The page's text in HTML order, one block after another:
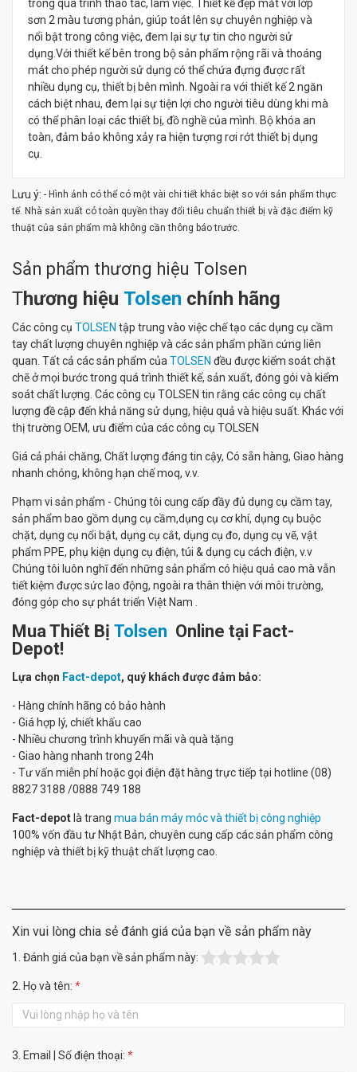
trong quá trình thao tác, làm việc. Thiết kế đẹp mắt với lớp
sơn 2 màu tương phản, giúp toát lên sự chuyên nghiệp và
nổi bật trong công việc, đem lại sự tự tin cho người sử
dụng.Với thiết kế bên trong bộ sản phẩm rộng rãi và thoáng
mát cho phép người sử dụng có thể chứa đựng được rất
nhiều dụng cụ, thiết bị bên mình. Ngoài ra với thiết kế 2 ngăn
cách biệt nhau, đem lại sự tiện lợi cho người tiêu dùng khi mà
có thể phân loại các thiết bị, đồ nghề của mình. Bộ khóa an
toàn, đảm bảo không xảy ra hiện tượng rơi rớt thiết bị dụng
cụ.
Lưu ý: - Hình ảnh có thể có một vài chi tiết khác biệt so với sản phẩm thực
tế. Nhà sản xuất có toàn quyền thay đổi tiêu chuẩn thiết bị và đặc điểm kỹ
thuật của sản phẩm mà không cần thông báo trước.
Sản phẩm thương hiệu Tolsen
Thương hiệu Tolsen chính hãng
Các công cụ TOLSEN tập trung vào việc chế tạo các dụng cụ cầm
tay chất lượng chuyên nghiệp và các sản phẩm phần cứng liên
quan. Tất cả các sản phẩm của TOLSEN đều được kiểm soát chặt
chẽ ở mọi bước trong quá trình thiết kế, sản xuất, đóng gói và kiểm
soát chất lượng. Các công cụ TOLSEN tin rằng các công cụ chất
lượng đề cập đến khả năng sử dụng, hiệu quả và hiệu suất. Khác với
thị trường OEM, ưu điểm của các công cụ TOLSEN
Giá cả phải chăng, Chất lượng đáng tin cậy, Có sẵn hàng, Giao hàng
nhanh chóng, không hạn chế moq, v.v.
Phạm vi sản phẩm - Chúng tôi cung cấp đầy đủ dụng cụ cầm tay,
sản phẩm bao gồm dụng cụ cầm,dụng cụ cơ khí, dụng cụ buộc
chặt, dụng cụ nổi bật, dụng cụ cắt, dụng cụ đo, dụng cụ vẽ, vật
phẩm PPE, phụ kiện dụng cụ điện, túi & dụng cụ cách điện, v.v
Chúng tôi luôn nghĩ đến những sản phẩm có hiệu quả cao mà vẫn
tiết kiệm được sức lao động, ngoài ra thân thiện với môi trường,
đóng góp cho sự phát triển Việt Nam .
Mua Thiết Bị Tolsen Online tại Fact-
Depot!
Lựa chọn Fact-depot, quý khách được đảm bảo:
- Hàng chính hãng có bảo hành
- Giá hợp lý, chiết khấu cao
- Nhiều chương trình khuyến mãi và quà tặng
- Giao hàng nhanh trong 24h
- Tư vấn miễn phí hoặc gọi điện đặt hàng trực tiếp tại hotline (08)
8827 3188 /0888 749 188
Fact-depot là trang mua bán máy móc và thiết bị công nghiệp
100% vốn đầu tư Nhật Bản, chuyên cung cấp các sản phẩm công
nghiệp và thiết bị kỹ thuật chất lượng cao.
Xin vui lòng chia sẻ đánh giá của bạn về sản phẩm này
1. Đánh giá của bạn về sản phẩm này:
2. Họ và tên: *
3. Email | Số điện thoại: *